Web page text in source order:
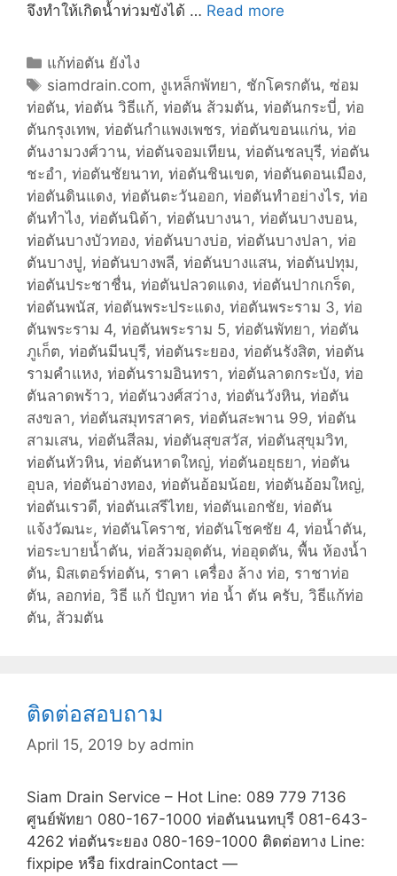
จึงทำให้เกิดน้ำท่วมขังได้ … Read more
ก
C
a
t
e
g
o
r
i
e
s
แก้ท่อตัน ยังไง
T
a
g
s
siamdrain.com, งูเหล็กพัทยา , ชักโครกตัน,ซ่อม
ท่อตัน, ท่อตัน วิธีแก้, ท่อตัน ส้วมตัน, ท่อตันกระบี่, ท่อ
ตันกรุงเทพ, ท่อตันกำแพงเพชร, ท่อตันขอนแก่น, ท่อ
ตันงามวงศ์วาน, ท่อตันจอมเทียน, ท่อตันชลบุรี, ท่อตัน
ชะอำ , ท่อตันชัยนาท, ท่อตันชินเขต, ท่อตันดอนเมือง,
ท่อตันดินแดง, ท่อตันตะวันออก, ท่อตันทำอย่างไร, ท่อ
ตันทำไง, ท่อตันนิด้า , ท่อตันบางนา , ท่อตันบางบอน,
ท่อตันบางบัวทอง, ท่อตันบางบ่อ, ท่อตันบางปลา , ท่อ
ตันบางปู, ท่อตันบางพลี, ท่อตันบางแสน, ท่อตันปทุม,
ท่อตันประชาชื่น, ท่อตันปลวดแดง, ท่อตันปากเกร็ด,
ท่อตันพนัส, ท่อตันพระประแดง, ท่อตันพระราม 3, ท่อ
ตันพระราม 4, ท่อตันพระราม 5, ท่อตันพัทยา , ท่อตัน
ภูเก็ต, ท่อตันมีนบุรี, ท่อตันระยอง, ท่อตันรังสิต, ท่อตัน
รามคำแหง, ท่อตันรามอินทรา , ท่อตันลาดกระบัง, ท่อ
ตันลาดพร้าว, ท่อตันวงศ์สว่าง, ท่อตันวังหิน, ท่อตัน
สงขลา , ท่อตันสมุทรสาคร, ท่อตันสะพาน 99, ท่อตัน
สามเสน, ท่อตันสีลม, ท่อตันสุขสวัส, ท่อตันสุขุมวิท,
ท่อตันหัวหิน, ท่อตันหาดใหญ่, ท่อตันอยุธยา , ท่อตัน
อุบล, ท่อตันอ่างทอง, ท่อตันอ้อมน้อย, ท่อตันอ้อมใหญ่,
ท่อตันเรวดี, ท่อตันเสรีไทย, ท่อตันเอกชัย, ท่อตัน
แจ้งวัฒนะ, ท่อตันโคราช, ท่อตันโชคชัย 4, ท่อน้ำตัน,
ท่อระบายน้ำตัน, ท่อส้วมอุดตัน, ท่ออุดตัน, พื้น ห้องน้ำ
ตัน, มิสเตอร์ท่อตัน, ราคา เครื่อง ล้าง ท่อ, ราชาท่อ
ตัน, ลอกท่อ, วิธี แก้ ปัญหา ท่อ น้ำ ตัน ครับ, วิธีแก้ท่อ
ตัน, ส้วมตัน
ติดต่อสอบถาม
April 15, 2019 by admin
Siam Drain Service – Hot Line: 089 779 7136
ศูนย์พัทยา 080-167-1000 ท่อตันนนทบุรี 081-643-
4262 ท่อตันระยอง 080-169-1000 ติดต่อทาง Line:
fixpipe หรือ fixdrainContact —